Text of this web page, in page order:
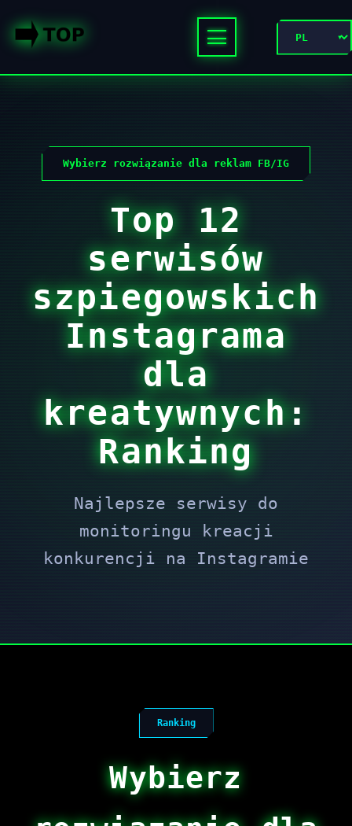
Wybierz rozwiązanie dla reklam FB/IG
Top 12
serwisów
szpiegowskich
Instagrama
dla
kreatywnych:
Ranking
Najlepsze serwisy do
monitoringu kreacji
konkurencji na Instagramie
Ranking
Wybierz